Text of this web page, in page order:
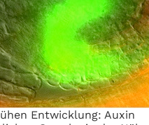
Entwicklung: Auxin